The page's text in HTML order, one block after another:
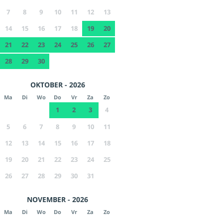
7
8 9 10 11 12
13
14
15 16 17 18 19
20
21
22 23 24 25 26
27
28
29 30
OKTOBER - 2026
Ma Di Wo Do Vr Za Zo
1 2 3
4
5
6 7 8 9 10
11
12
13 14 15 16 17
18
19
20 21 22 23 24
25
26
27 28 29 30 31
NOVEMBER - 2026
Ma Di Wo Do Vr Za Zo